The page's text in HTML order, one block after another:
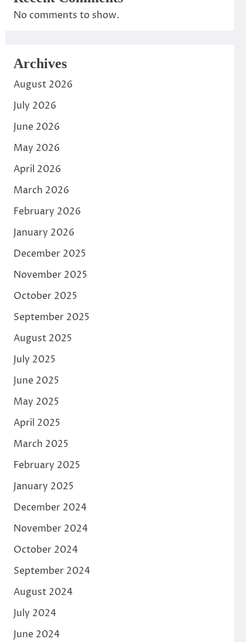
No comments to show.
Archives
August 2026
July 2026
June 2026
May 2026
April 2026
March 2026
February 2026
January 2026
December 2025
November 2025
October 2025
September 2025
August 2025
July 2025
June 2025
May 2025
April 2025
March 2025
February 2025
January 2025
December 2024
November 2024
October 2024
September 2024
August 2024
July 2024
June 2024